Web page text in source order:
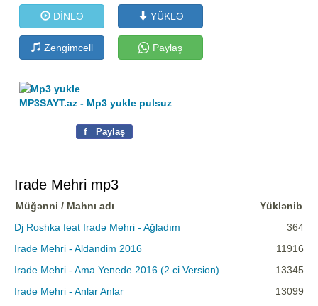
DİNLƏ YÜKLƏ
Zengimcell Paylaş
MP3SAYT.az - Mp3 yukle pulsuz
f Paylaş
Irade Mehri mp3
Müğənni / Mahnı adı
Yüklənib
Dj Roshka feat Iradə Mehri - Ağladım
364
Irade Mehri - Aldandim 2016
11916
Irade Mehri - Ama Yenede 2016 (2 ci Version)
13345
Irade Mehri - Anlar Anlar
13099